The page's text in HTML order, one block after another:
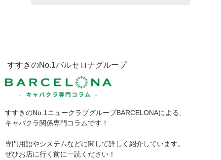
すすきのNo.1バルセロナグループ
すすきのNo.1ニュークラブグループBARCELONAによる、
キャバクラ関係専門コラムです！
専門用語やシステムなどに関して詳しく紹介しています。
ぜひお店に行く前に一読ください！